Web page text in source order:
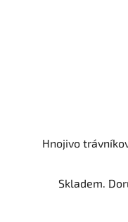
Hnojivo
Skladem.